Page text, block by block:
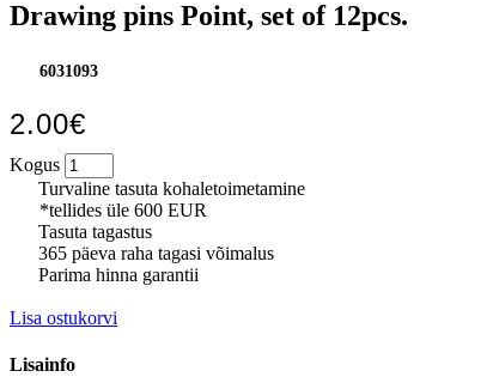
Drawing pins Point, set of 12pcs.
6031093
2.00€
Kogus
Turvaline tasuta kohaletoimetamine
*tellides üle 600 EUR
Tasuta tagastus
365 päeva raha tagasi võimalus
Parima hinna garantii
Lisa ostukorvi
Lisainfo